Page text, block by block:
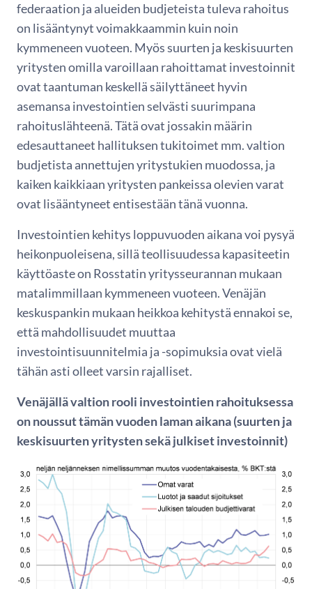
federaation ja alueiden budjeteista tuleva rahoitus
on lisääntynyt voimakkaammin kuin noin
kymmeneen vuoteen. Myös suurten ja keskisuurten
yritysten omilla varoillaan rahoittamat investoinnit
ovat taantuman keskellä säilyttäneet hyvin
asemansa investointien selvästi suurimpana
rahoituslähteenä. Tätä ovat jossakin määrin
edesauttaneet hallituksen tukitoimet mm. valtion
budjetista annettujen yritystukien muodossa, ja
kaiken kaikkiaan yritysten pankeissa olevien varat
ovat lisääntyneet entisestään tänä vuonna.
Investointien kehitys loppuvuoden aikana voi pysyä
heikonpuoleisena, sillä teollisuudessa kapasiteetin
käyttöaste on Rosstatin yritysseurannan mukaan
matalimmillaan kymmeneen vuoteen. Venäjän
keskuspankin mukaan heikkoa kehitystä ennakoi se,
että mahdollisuudet muuttaa
investointisuunnitelmia ja -sopimuksia ovat vielä
tähän asti olleet varsin rajalliset.
Venäjällä valtion rooli investointien rahoituksessa
on noussut tämän vuoden laman aikana (suurten ja
keskisuurten yritysten sekä julkiset investoinnit)